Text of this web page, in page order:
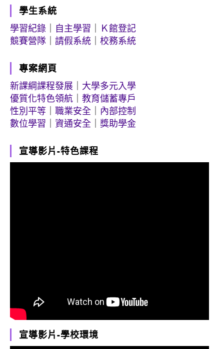
學生系統
學習紀錄
自主學習
Ｋ館登記
競賽營隊
請假系統 校務系統
專案網頁
新課綱課程發展
大學多元入學
優質化特色領航
教育儲蓄專戶
性別平等
職業安全
內部控制
數位學習
資通安全 獎助學金
宣導影片-特色課程
宣導影片-學校環境